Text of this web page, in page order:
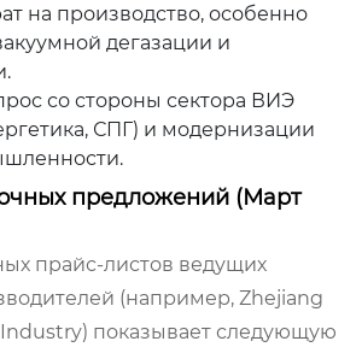
на производство, особенно
дегазации и
со стороны сектора ВИЭ
СПГ) и модернизации
предложений (Март
прайс-листов ведущих
(например, Zhejiang
показывает следующую